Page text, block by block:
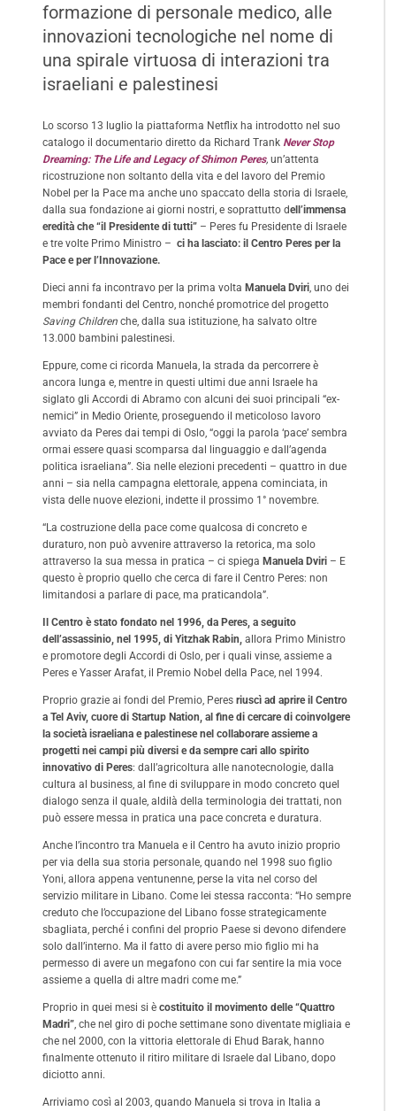
formazione di personale medico, alle
innovazioni tecnologiche nel nome di
una spirale virtuosa di interazioni tra
israeliani e palestinesi
Lo scorso 13 luglio la piattaforma Netflix ha introdotto nel suo
catalogo il documentario diretto da Richard Trank Never Stop
Dreaming: The Life and Legacy of Shimon Peres, un’attenta
ricostruzione non soltanto della vita e del lavoro del Premio
Nobel per la Pace ma anche uno spaccato della storia di Israele,
dalla sua fondazione ai giorni nostri, e soprattutto dell’immensa
eredità che “il Presidente di tutti” – Peres fu Presidente di Israele
e tre volte Primo Ministro – ci ha lasciato: il Centro Peres per la
Pace e per l’Innovazione.
Dieci anni fa incontravo per la prima volta Manuela Dviri , uno dei
membri fondanti del Centro, nonché promotrice del progetto
Saving Children che, dalla sua istituzione, ha salvato oltre
13.000 bambini palestinesi.
Eppure, come ci ricorda Manuela, la strada da percorrere è
ancora lunga e, mentre in questi ultimi due anni Israele ha
siglato gli Accordi di Abramo con alcuni dei suoi principali “ex-
nemici” in Medio Oriente, proseguendo il meticoloso lavoro
avviato da Peres dai tempi di Oslo, “oggi la parola ‘pace’ sembra
ormai essere quasi scomparsa dal linguaggio e dall’agenda
politica israeliana”. Sia nelle elezioni precedenti – quattro in due
anni – sia nella campagna elettorale, appena cominciata, in
vista delle nuove elezioni, indette il prossimo 1° novembre.
“La costruzione della pace come qualcosa di concreto e
duraturo, non può avvenire attraverso la retorica, ma solo
attraverso la sua messa in pratica – ci spiega Manuela Dviri – E
questo è proprio quello che cerca di fare il Centro Peres: non
limitandosi a parlare di pace, ma praticandola”.
Il Centro è stato fondato nel 1996, da Peres, a seguito
dell’assassinio, nel 1995, di Yitzhak Rabin, allora Primo Ministro
e promotore degli Accordi di Oslo, per i quali vinse, assieme a
Peres e Yasser Arafat, il Premio Nobel della Pace, nel 1994.
Proprio grazie ai fondi del Premio, Peres riuscì ad aprire il Centro
a Tel Aviv, cuore di Startup Nation, al fine di cercare di coinvolgere
la società israeliana e palestinese nel collaborare assieme a
progetti nei campi più diversi e da sempre cari allo spirito
innovativo di Peres: dall’agricoltura alle nanotecnologie, dalla
cultura al business, al fine di sviluppare in modo concreto quel
dialogo senza il quale, aldilà della terminologia dei trattati, non
può essere messa in pratica una pace concreta e duratura.
Anche l’incontro tra Manuela e il Centro ha avuto inizio proprio
per via della sua storia personale, quando nel 1998 suo figlio
Yoni, allora appena ventunenne, perse la vita nel corso del
servizio militare in Libano. Come lei stessa racconta: “Ho sempre
creduto che l’occupazione del Libano fosse strategicamente
sbagliata, perché i confini del proprio Paese si devono difendere
solo dall’interno. Ma il fatto di avere perso mio figlio mi ha
permesso di avere un megafono con cui far sentire la mia voce
assieme a quella di altre madri come me.”
Proprio in quei mesi si è costituito il movimento delle “Quattro
Madri” , che nel giro di poche settimane sono diventate migliaia e
che nel 2000, con la vittoria elettorale di Ehud Barak, hanno
finalmente ottenuto il ritiro militare di Israele dal Libano, dopo
diciotto anni.
Arriviamo così al 2003, quando Manuela si trova in Italia a